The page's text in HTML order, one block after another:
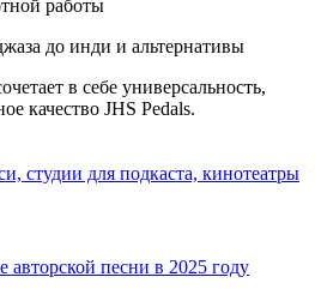
работы
до инди и альтернативы
в себе универсальность,
качество JHS Pedals.
студии для подкаста, кинотеатры